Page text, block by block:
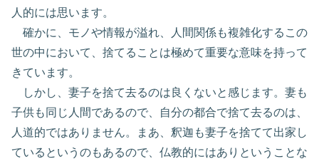
人的には思います。
確かに、モノや情報が溢れ、人間関係も複雑化するこの
世の中において、捨てることは極めて重要な意味を持って
きています。
しかし、妻子を捨て去るのは良くないと感じます。妻も
子供も同じ人間であるので、自分の都合で捨て去るのは、
人道的ではありません。まあ、釈迦も妻子を捨てて出家し
ているというのもあるので、仏教的にはありということな